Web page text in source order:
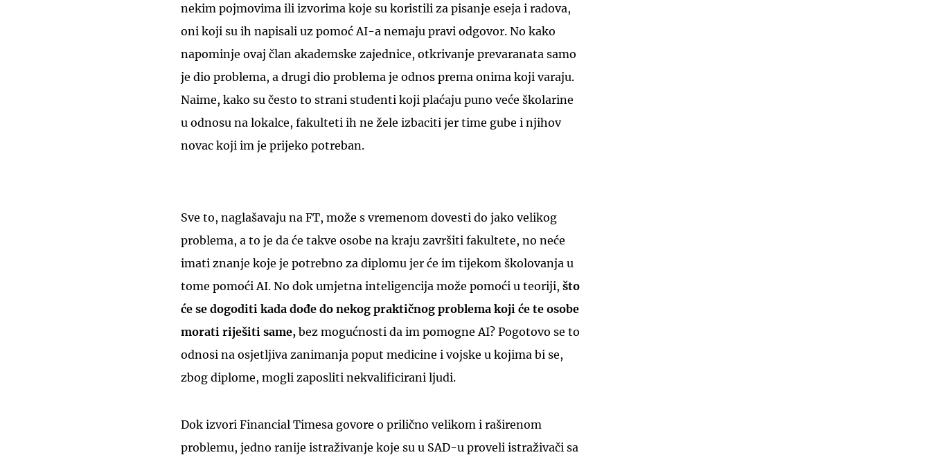
nekim pojmovima ili izvorima koje su koristili za pisanje eseja i radova,
oni koji su ih napisali uz pomoć AI-a nemaju pravi odgovor. No kako
napominje ovaj član akademske zajednice, otkrivanje prevaranata samo
je dio problema, a drugi dio problema je odnos prema onima koji varaju.
Naime, kako su često to strani studenti koji plaćaju puno veće školarine
u odnosu na lokalce, fakulteti ih ne žele izbaciti jer time gube i njihov
novac koji im je prijeko potreban.
Sve to, naglašavaju na FT, može s vremenom dovesti do jako velikog
problema, a to je da će takve osobe na kraju završiti fakultete, no neće
imati znanje koje je potrebno za diplomu jer će im tijekom školovanja u
tome pomoći AI. No dok umjetna inteligencija može pomoći u teoriji, što
će se dogoditi kada dođe do nekog praktičnog problema koji će te osobe
morati riješiti same, bez mogućnosti da im pomogne AI? Pogotovo se to
odnosi na osjetljiva zanimanja poput medicine i vojske u kojima bi se,
zbog diplome, mogli zaposliti nekvalificirani ljudi.
Dok izvori Financial Timesa govore o prilično velikom i raširenom
problemu, jedno ranije istraživanje koje su u SAD-u proveli istraživači sa